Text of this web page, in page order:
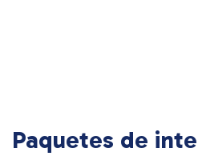
Paquetes de